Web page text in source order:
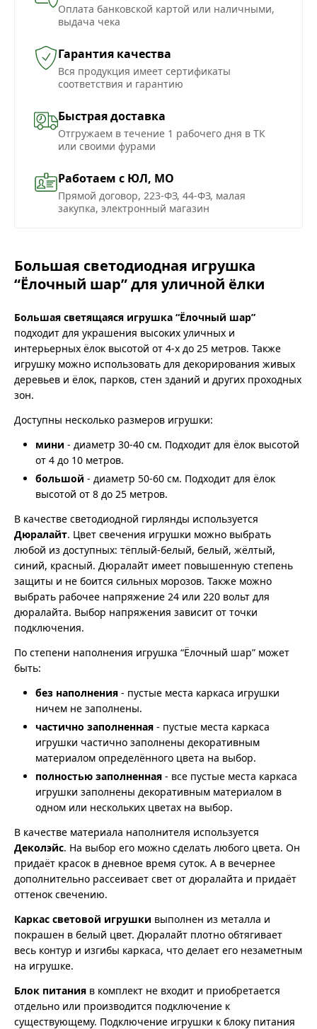
Оплата банковской картой или наличными,
выдача чека
Гарантия качества
Вся продукция имеет сертификаты
соответствия и гарантию
Быстрая доставка
Отгружаем в течение 1 рабочего дня в ТК
или своими фурами
Работаем с ЮЛ, МО
Прямой договор, 223-ФЗ, 44-ФЗ, малая
закупка, электронный магазин
Большая светодиодная игрушка
“Ёлочный шар” для уличной ёлки
Большая светящаяся игрушка “Ёлочный шар”
подходит для украшения высоких уличных и
интерьерных ёлок высотой от 4-х до 25 метров. Также
игрушку можно использовать для декорирования живых
деревьев и ёлок, парков, стен зданий и других проходных
зон.
Доступны несколько размеров игрушки:
мини - диаметр 30-40 см. Подходит для ёлок высотой
от 4 до 10 метров.
большой - диаметр 50-60 см. Подходит для ёлок
высотой от 8 до 25 метров.
В качестве светодиодной гирлянды используется
Дюралайт. Цвет свечения игрушки можно выбрать
любой из доступных: тёплый-белый, белый, жёлтый,
синий, красный. Дюралайт имеет повышенную степень
защиты и не боится сильных морозов. Также можно
выбрать рабочее напряжение 24 или 220 вольт для
дюралайта. Выбор напряжения зависит от точки
подключения.
По степени наполнения игрушка “Ёлочный шар” может
быть:
без наполнения - пустые места каркаса игрушки
ничем не заполнены.
частично заполненная - пустые места каркаса
игрушки частично заполнены декоративным
материалом определённого цвета на выбор.
полностью заполненная - все пустые места каркаса
игрушки заполнены декоративным материалом в
одном или нескольких цветах на выбор.
В качестве материала наполнителя используется
Деколэйс. На выбор его можно сделать любого цвета. Он
придаёт красок в дневное время суток. А в вечернее
дополнительно рассеивает свет от дюралайта и придаёт
оттенок свечению.
Каркас световой игрушки выполнен из металла и
покрашен в белый цвет. Дюралайт плотно обтягивает
весь контур и изгибы каркаса, что делает его незаметным
на игрушке.
Блок питания в комплект не входит и приобретается
отдельно или производится подключение к
существующему. Подключение игрушки к блоку питания